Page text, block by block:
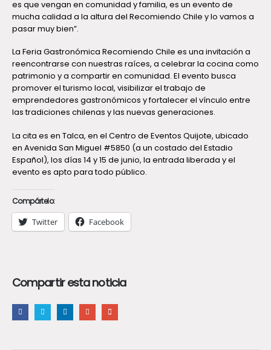
es que vengan en comunidad y familia, es un evento de
mucha calidad a la altura del Recomiendo Chile y lo vamos a
pasar muy bien”.
La Feria Gastronómica Recomiendo Chile es una invitación a
reencontrarse con nuestras raíces, a celebrar la cocina como
patrimonio y a compartir en comunidad. El evento busca
promover el turismo local, visibilizar el trabajo de
emprendedores gastronómicos y fortalecer el vínculo entre
las tradiciones chilenas y las nuevas generaciones.
La cita es en Talca, en el Centro de Eventos Quijote, ubicado
en Avenida San Miguel #5850 (a un costado del Estadio
Español), los días 14 y 15 de junio, la entrada liberada y el
evento es apto para todo público.
Compártelo:
Twitter Facebook
Compartir esta noticia